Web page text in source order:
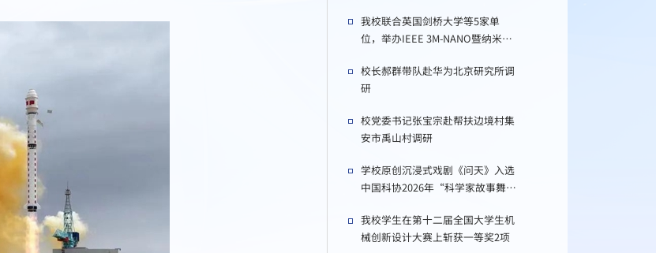
我校联合英国剑桥大学等5家单
位，举办IEEE 3M-NANO暨纳米操
校长郝群带队赴华为北京研究所调
研
校党委书记张宝宗赴帮扶边境村集
安市禹山村调研
学校原创沉浸式戏剧《问天》入选
中国科协2026年“科学家故事舞台
我校学生在第十二届全国大学生机
械创新设计大赛上斩获一等奖2项